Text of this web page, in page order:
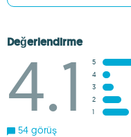
Değerlendirme
4.1
5
4
3
2
1
54 görüş